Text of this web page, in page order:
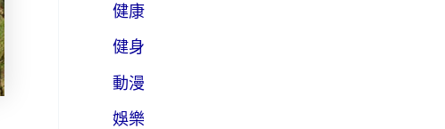
健康
健身
動漫
娛樂